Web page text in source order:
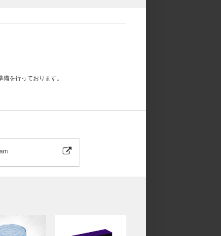
備を行っております。